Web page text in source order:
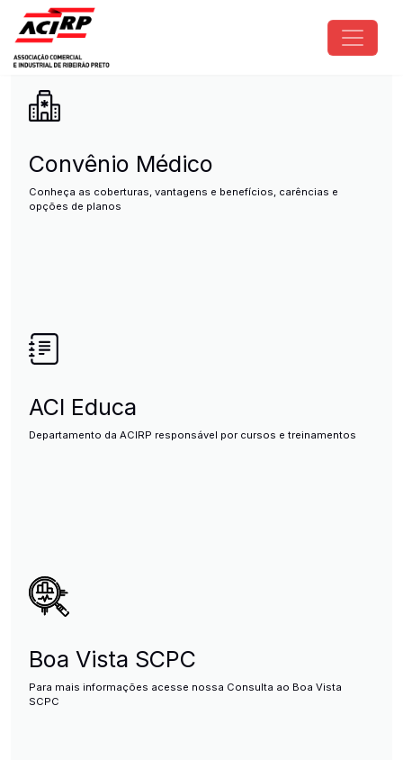
Pular para o conteúdo principal
ACIRP - Associação Comercial
Convênio Médico
Conheça as coberturas, vantagens e benefícios, carências e
opções de planos
ACI Educa
Departamento da ACIRP responsável por cursos e treinamentos
Boa Vista SCPC
Para mais informações acesse nossa Consulta ao Boa Vista
SCPC